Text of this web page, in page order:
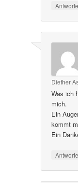
Diether
Was ich
mich.
Ein
kommt
Ein